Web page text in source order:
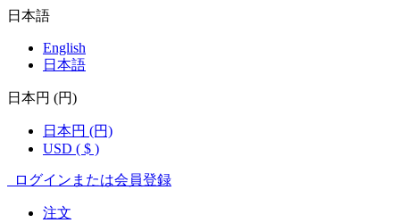
日本語
English
日本語
日本円 (円)
日本円 (円)
USD ( $ )
ログインまたは会員登録
注文